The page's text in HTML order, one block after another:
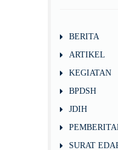
BERITA
ARTIKEL
KEGIATAN
BPDSH
JDIH
SURAT